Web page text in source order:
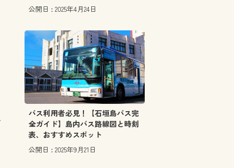
公開日 : 2025年4月24日
バス利用者必見！【石垣島バス完
全ガイド】島内バス路線図と時刻
表、おすすめスポット
公開日 : 2025年9月21日